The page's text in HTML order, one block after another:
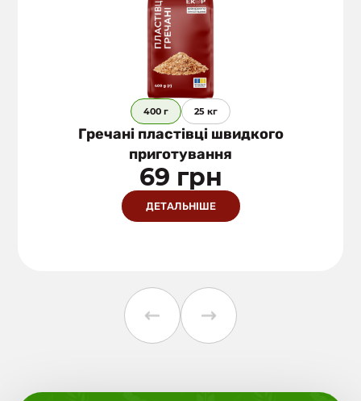
400 г 25 кг
Гречані пластівці швидкого
приготування
69 грн
ДЕТАЛЬНІШЕ